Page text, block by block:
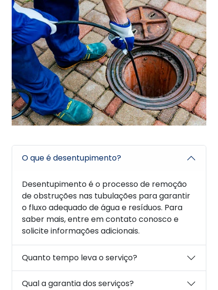
O que é desentupimento?
Desentupimento é o processo de remoção
de obstruções nas tubulações para garantir
o fluxo adequado de água e resíduos. Para
saber mais, entre em contato conosco e
solicite informações adicionais.
Quanto tempo leva o serviço?
Qual a garantia dos serviços?